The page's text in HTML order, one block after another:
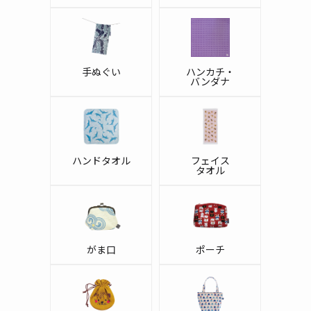
手ぬぐい ハンカチ・
バンダナ
ハンドタオル フェイス
タオル
がま口 ポーチ